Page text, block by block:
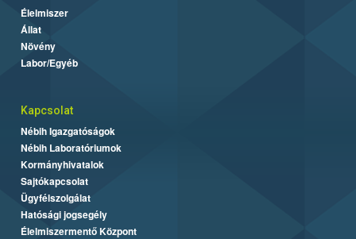
Élelmiszer
Állat
Növény
Labor/Egyéb
Kapcsolat
Nébih Igazgatóságok
Nébih Laboratóriumok
Kormányhivatalok
Sajtókapcsolat
Ügyfélszolgálat
Hatósági jogsegély
Élelmiszermentő Központ